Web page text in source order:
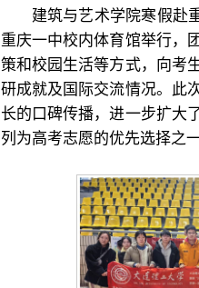
建筑与艺术学院寒假赴
重庆一中校内体育馆举行，
策和校园生活等方式，向考
研成就及国际交流情况。此
长的口碑传播，进一步扩大
列为高考志愿的优先选择之